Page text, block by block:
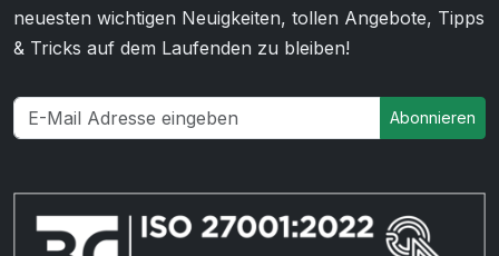
neuesten wichtigen Neuigkeiten, tollen Angebote, Tipps
& Tricks auf dem Laufenden zu bleiben!
Abonnieren